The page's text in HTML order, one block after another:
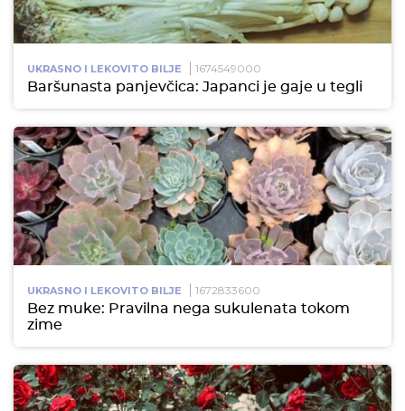
UKRASNO I LEKOVITO BILJE 1674549000
Baršunasta panjevčica: Japanci je gaje u tegli
UKRASNO I LEKOVITO BILJE 1672833600
Bez muke: Pravilna nega sukulenata tokom
zime